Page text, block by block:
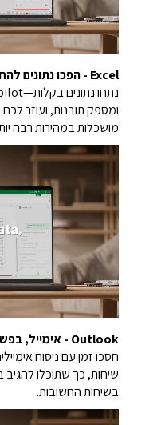
Excel - הפכו נתונים להחלטות
ומספק תובנות, ועוזר
מושכלות במהירות רבה
Outlook - אימייל, בפשטות
חסכו זמן עם ניסוח
שיחות, כך שתוכלו להגיב
בשיחות החשובות.